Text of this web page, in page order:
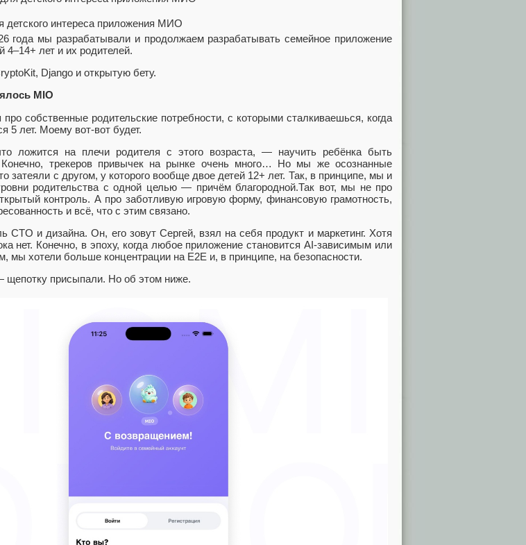
детского интереса приложения МИО
года мы разрабатывали и продолжаем разрабатывать семейное приложение
лет и их родителей.
Django и открытую бету.
MIO
собственные родительские потребности, с которыми сталкиваешься, когда
5 лет. Моему вот-вот будет.
ложится на плечи родителя с этого возраста, — научить ребёнка быть
Конечно, трекеров привычек на рынке очень много… Но мы же осознанные
затеяли с другом, у которого вообще двое детей 12+ лет. Так, в принципе, мы и
родительства с одной целью — причём благородной.Так вот, мы не про
контроль. А про заботливую игровую форму, финансовую грамотность,
и всё, что с этим связано.
CTO и дизайна. Он, его зовут Сергей, взял на себя продукт и маркетинг. Хотя
нет. Конечно, в эпоху, когда любое приложение становится AI-зависимым или
мы хотели больше концентрации на E2E и, в принципе, на безопасности.
щепотку присыпали. Но об этом ниже.